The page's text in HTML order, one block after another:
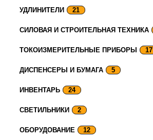
УДЛИНИТЕЛИ 21
СИЛОВАЯ И СТРОИТЕЛЬНАЯ ТЕХНИКА
ТОКОИЗМЕРИТЕЛЬНЫЕ ПРИБОРЫ 17
ДИСПЕНСЕРЫ И БУМАГА 5
ИНВЕНТАРЬ 24
СВЕТИЛЬНИКИ 2
ОБОРУДОВАНИЕ 12